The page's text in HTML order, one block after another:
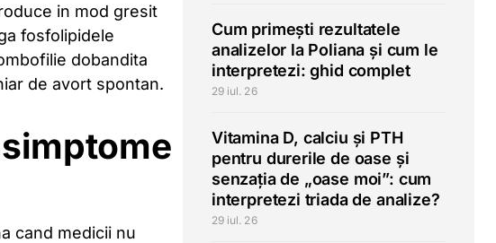
in mod gresit
fosfolipidele
dobandita
de avort spontan.
cand medicii nu
Cum primești rezultatele
analizelor la Poliana și cum le
interpretezi: ghid complet
29 iul. 26
Vitamina D, calciu și PTH
pentru durerile de oase și
senzația de „oase moi”: cum
interpretezi triada de analize?
29 iul. 26